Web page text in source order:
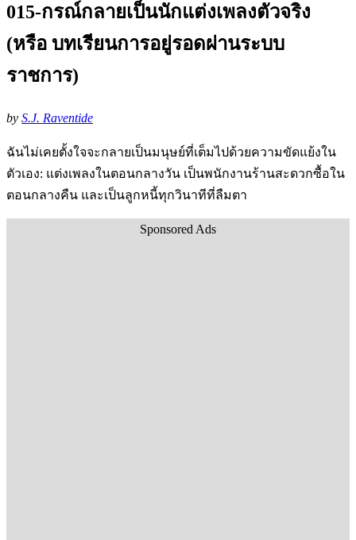
015-กรณ์กลายเป็นนักแต่งเพลงตัวจริง
(หรือ บทเรียนการอยู่รอดผ่านระบบ
ราชการ)
by S.J. Raventide
ฉันไม่เคยตั้งใจจะกลายเป็นมนุษย์ที่เต็มไปด้วยความขัดแย้งใน
ตัวเอง: แต่งเพลงในตอนกลางวัน เป็นพนักงานร้านสะดวกซื้อใน
ตอนกลางคืน และเป็นลูกหนี้ทุกวินาทีที่ลืมตา
Sponsored Ads